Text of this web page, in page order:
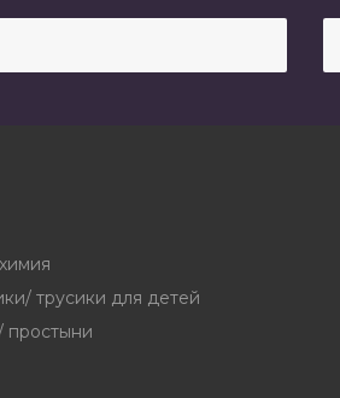
трусики для детей
простыни